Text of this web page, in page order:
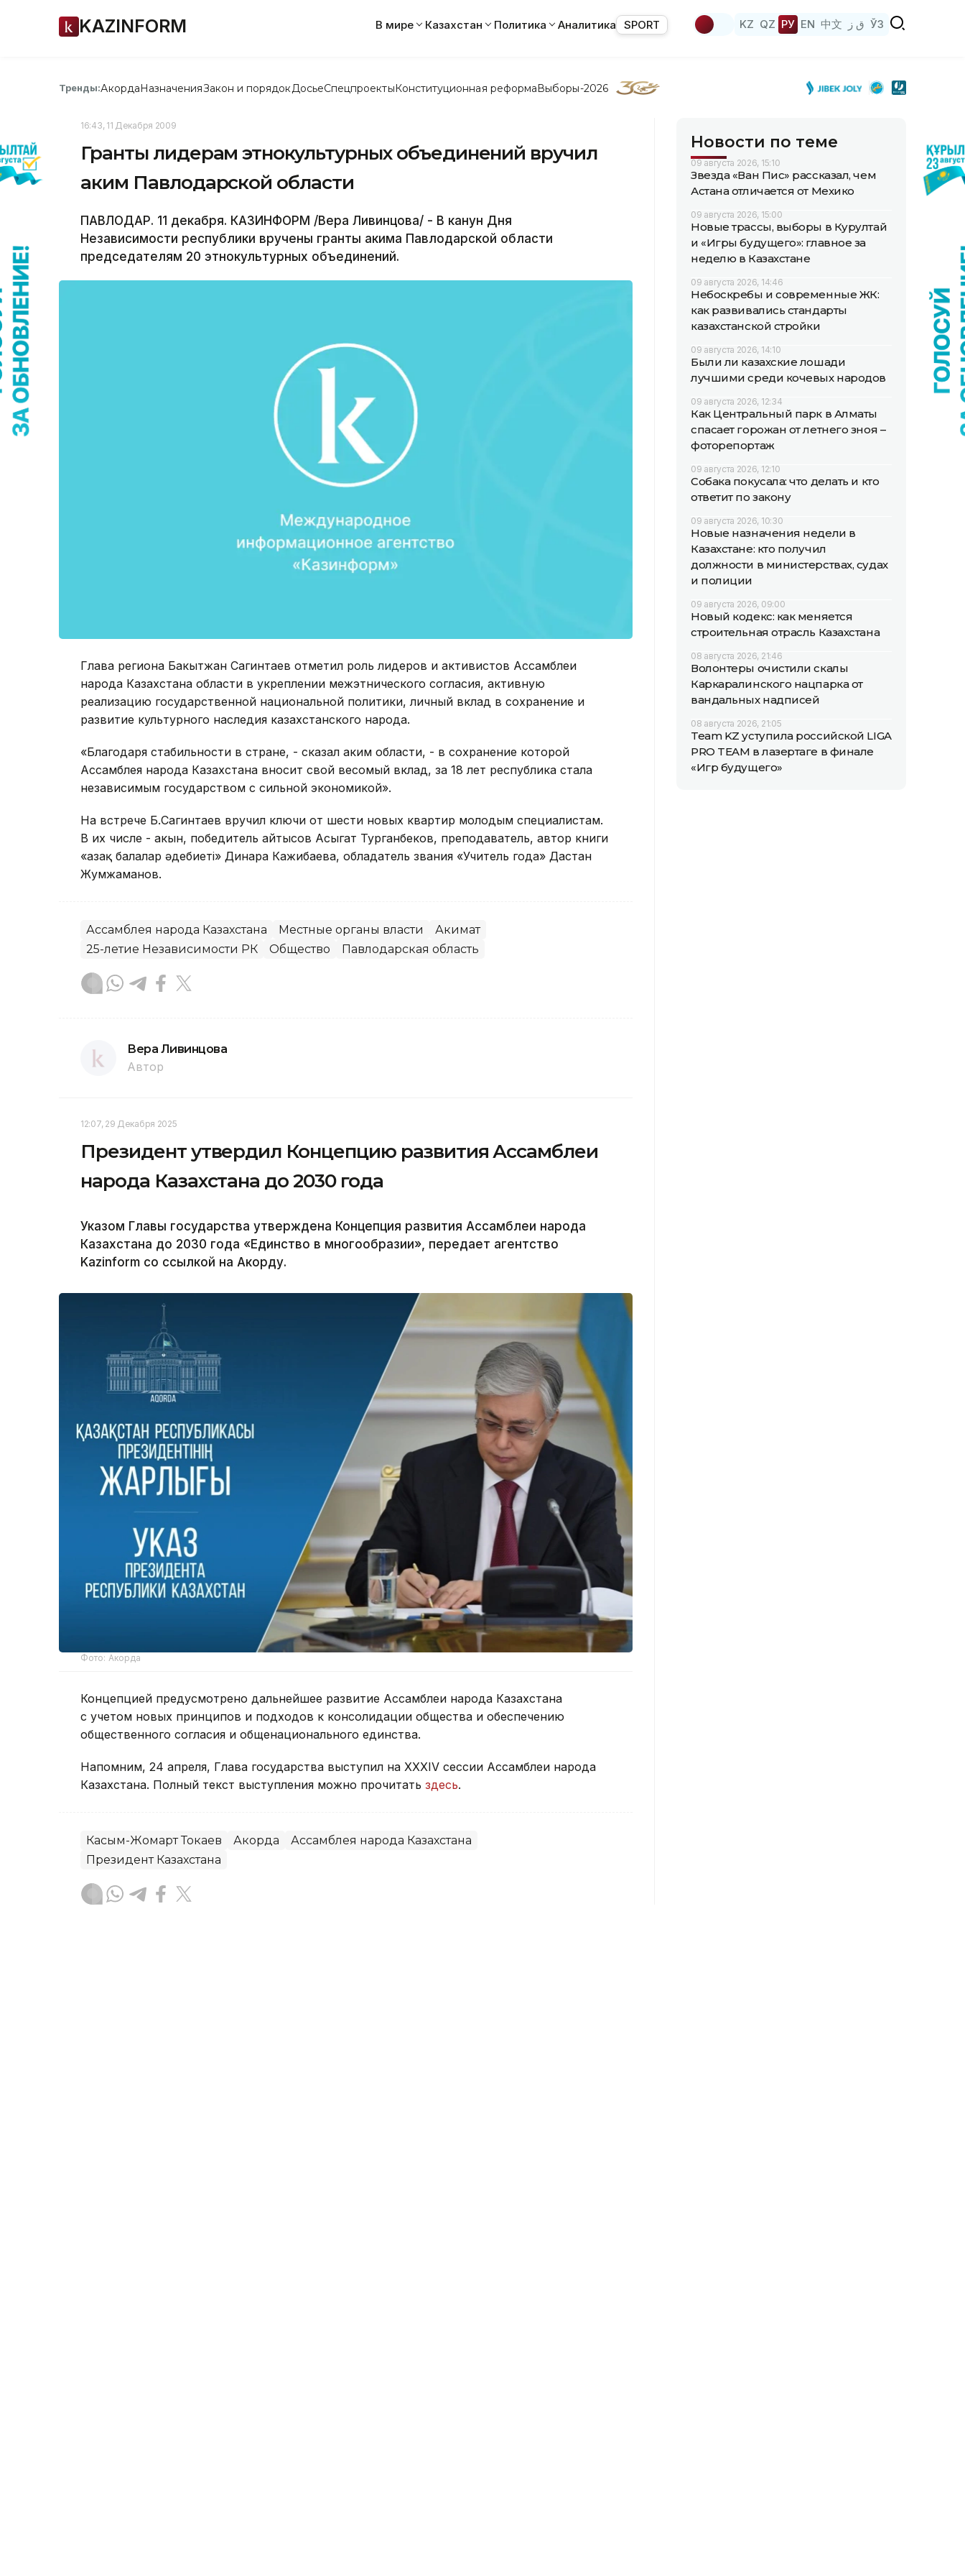
KAZINFORM В мире Казахстан Политика Аналитика SPORT KZ QZ РУ EN 中文 ق ز ЎЗ
Тренды:АкордаНазначенияЗакон и порядок ДосьеСпецпроектыКонституционная реформаВыборы-2026
16:43, 11 Декабря 2009
Гранты лидерам этнокультурных объединений вручил
аким Павлодарской области
ПАВЛОДАР. 11 декабря. КАЗИНФОРМ /Вера Ливинцова/ - В канун Дня
Независимости республики вручены гранты акима Павлодарской области
председателям 20 этнокультурных объединений.
Глава региона Бакытжан Сагинтаев отметил роль лидеров и активистов Ассамблеи
народа Казахстана области в укреплении межэтнического согласия, активную
реализацию государственной национальной политики, личный вклад в сохранение и
развитие культурного наследия казахстанского народа.
«Благодаря стабильности в стране, - сказал аким области, - в сохранение которой
Ассамблея народа Казахстана вносит свой весомый вклад, за 18 лет республика стала
независимым государством с сильной экономикой».
На встрече Б.Сагинтаев вручил ключи от шести новых квартир молодым специалистам.
В их числе - акын, победитель айтысов Асыгат Турганбеков, преподаватель, автор книги
«Қазақ балалар әдебиеті» Динара Кажибаева, обладатель звания «Учитель года» Дастан
Жумжаманов.
Ассамблея народа Казахстана Местные органы власти
Акимат
25-летие Независимости РК
Общество Павлодарская область
Вера Ливинцова
Автор
12:07, 29 Декабря 2025
Президент утвердил Концепцию развития Ассамблеи
народа Казахстана до 2030 года
Указом Главы государства утверждена Концепция развития Ассамблеи народа
Казахстана до 2030 года «Единство в многообразии», передает агентство
Kazinform со ссылкой на Акорду.
Фото: Акорда
Концепцией предусмотрено дальнейшее развитие Ассамблеи народа Казахстана
с учетом новых принципов и подходов к консолидации общества и обеспечению
общественного согласия и общенационального единства.
Напомним, 24 апреля, Глава государства выступил на ХХХІV сессии Ассамблеи народа
Казахстана. Полный текст выступления можно прочитать здесь.
Касым-Жомарт Токаев Акорда
Ассамблея народа Казахстана
Президент Казахстана
Новости по теме
09 августа 2026, 15:10
Звезда «Ван Пис» рассказал, чем
Астана отличается от Мехико
09 августа 2026, 15:00
Новые трассы, выборы в Курултай
и «Игры будущего»: главное за
неделю в Казахстане
09 августа 2026, 14:46
Небоскребы и современные ЖК:
как развивались стандарты
казахстанской стройки
09 августа 2026, 14:10
Были ли казахские лошади
лучшими среди кочевых народов
09 августа 2026, 12:34
Как Центральный парк в Алматы
спасает горожан от летнего зноя –
фоторепортаж
09 августа 2026, 12:10
Собака покусала: что делать и кто
ответит по закону
09 августа 2026, 10:30
Новые назначения недели в
Казахстане: кто получил
должности в министерствах, судах
и полиции
09 августа 2026, 09:00
Новый кодекс: как меняется
строительная отрасль Казахстана
08 августа 2026, 21:46
Волонтеры очистили скалы
Каркаралинского нацпарка от
вандальных надписей
08 августа 2026, 21:05
Team KZ уступила российской LIGA
PRO TEAM в лазертаге в финале
«Игр будущего»